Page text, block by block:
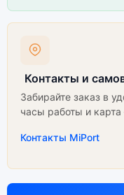
Контакты и
Забирайте заказ в
часы работы и
Контакты MiPort